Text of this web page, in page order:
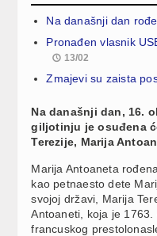
Na današnji dan
Pronađen vlasnik
13/02
Zmajevi su zaista
Na današnji dan, 16.
giljotinju je osuđena
Terezije, Marija
Marija Antoaneta
kao petnaesto dete
svojoj državi, Marija
Antoaneti, koja je
francuskog